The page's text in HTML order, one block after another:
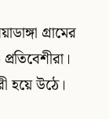
গ্রামের
হয়ে উঠে।